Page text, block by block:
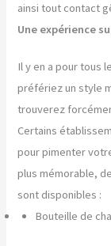
ainsi tout contact
Une expérience
Il y en a pour tous
préfériez un style
trouverez
Certains
pour pimenter
plus mémorable,
sont disponibles :
Bouteille de